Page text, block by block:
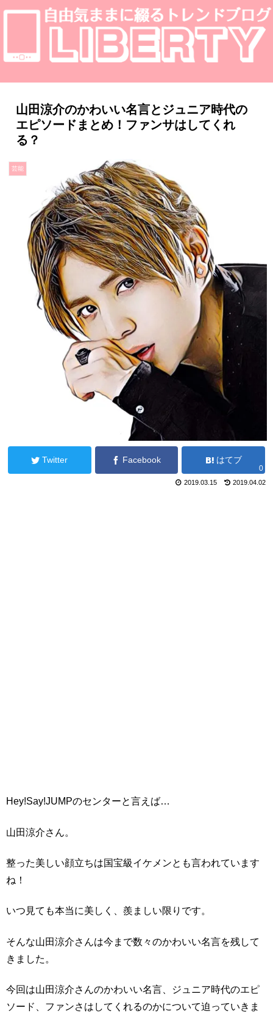
山田涼介のかわいい名言とジュニア時代の
エピソードまとめ！ファンサはしてくれ
る？
芸能
Twitter Facebook はてブ
0
2019.04.02
2019.03.15
Hey!Say!JUMPのセンターと言えば…
山田涼介さん。
整った美しい顔立ちは国宝級イケメンとも言われています
ね！
いつ見ても本当に美しく、羨ましい限りです。
そんな山田涼介さんは今まで数々のかわいい名言を残して
きました。
今回は山田涼介さんのかわいい名言、ジュニア時代のエピ
ソード、ファンさはしてくれるのかについて迫っていきま